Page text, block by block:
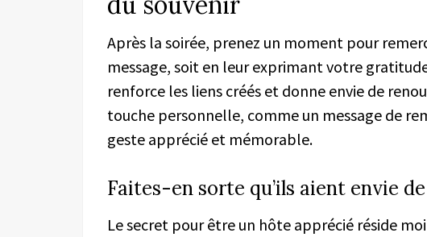
Après la soirée, prenez un moment pour
message, soit en leur exprimant votre
renforce les liens créés et donne envie de
touche personnelle, comme un message de
geste apprécié et mémorable.
Faites-en sorte qu’ils aient envie
Le secret pour être un hôte apprécié réside